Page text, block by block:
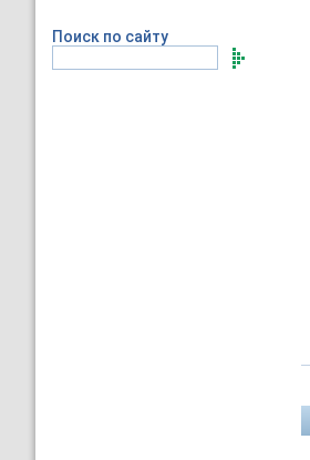
Поиск по сайту